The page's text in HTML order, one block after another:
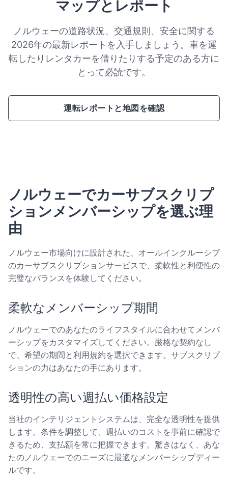
マップとレポート
ノルウェーの道路状況、交通規則、安全に関する
2026年の最新レポートを入手しましょう。車を運
転したりレンタカーを借りたりする予定のある方に
とって必読です。
運転レポートと地図を確認
ノルウェーでカーサブスクリプ
ションメンバーシップを選ぶ理
由
ノルウェー市場向けに設計された、オールインクルーシブ
のカーサブスクリプションサービスで、柔軟性と利便性の
完璧なバランスを体験してください。
柔軟なメンバーシップ期間
ノルウェーでのあなたのライフスタイルに合わせてメンバ
ーシップをカスタマイズしてください。厳格な契約なし
で、希望の期間と利用規約を選択できます。サブスクリプ
ションの力はあなたの手にあります。
透明性の高い週払い価格設定
当社のインテリジェントシステムは、完全な透明性を提供
します。条件を調整して、週払いのコストを事前に確認で
きるため、支払額を常に把握できます。驚きはなく、あな
たのノルウェーでのニーズに最適なメンバーシップディー
ルです。